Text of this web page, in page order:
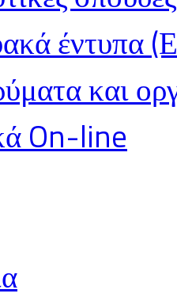
έντυπα
και
On-line